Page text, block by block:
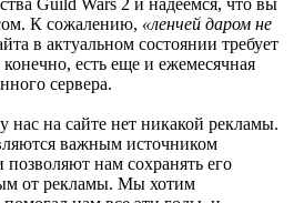
Guild Wars 2 и надеемся, что вы
К сожалению, «ленчей даром не
в актуальном состоянии требует
есть еще и ежемесячная
сервера.
нас на сайте нет никакой рекламы.
важным источником
нам сохранять его
от рекламы. Мы хотим